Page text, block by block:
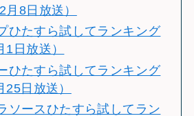
8日放送）
ひたすら試してランキング
1日放送）
ひたすら試してランキング
25日放送）
ソースひたすら試してラン